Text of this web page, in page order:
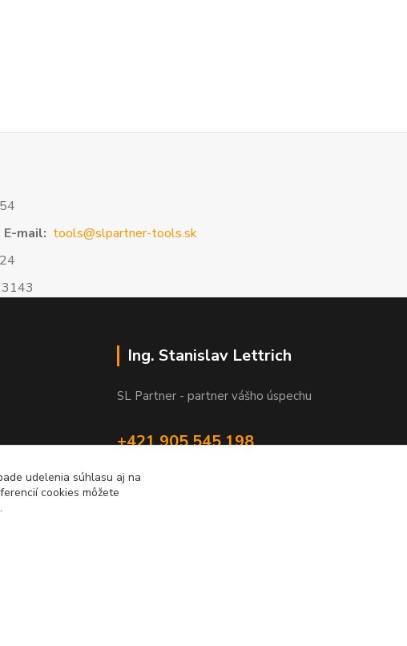
E-mail: tools@slpartner-tools.sk
Ing. Stanislav Lettrich
SL Partner - partner vášho úspechu
+421 905 545 198
udelenia súhlasu aj na
cookies môžete